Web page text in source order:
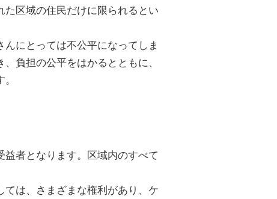
区域の住民だけに限られるとい
にとっては不公平になってしま
負担の公平をはかるとともに、
者となります。区域内のすべて
は、さまざまな権利があり、ケ